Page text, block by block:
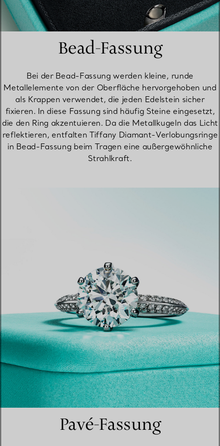
Bead-Fassung
Bei der Bead-Fassung werden kleine, runde
Metallelemente von der Oberfläche hervorgehoben und
als Krappen verwendet, die jeden Edelstein sicher
fixieren. In diese Fassung sind häufig Steine eingesetzt,
die den Ring akzentuieren. Da die Metallkugeln das Licht
reflektieren, entfalten Tiffany Diamant-Verlobungsringe
in Bead-Fassung beim Tragen eine außergewöhnliche
Strahlkraft.
Pavé-Fassung